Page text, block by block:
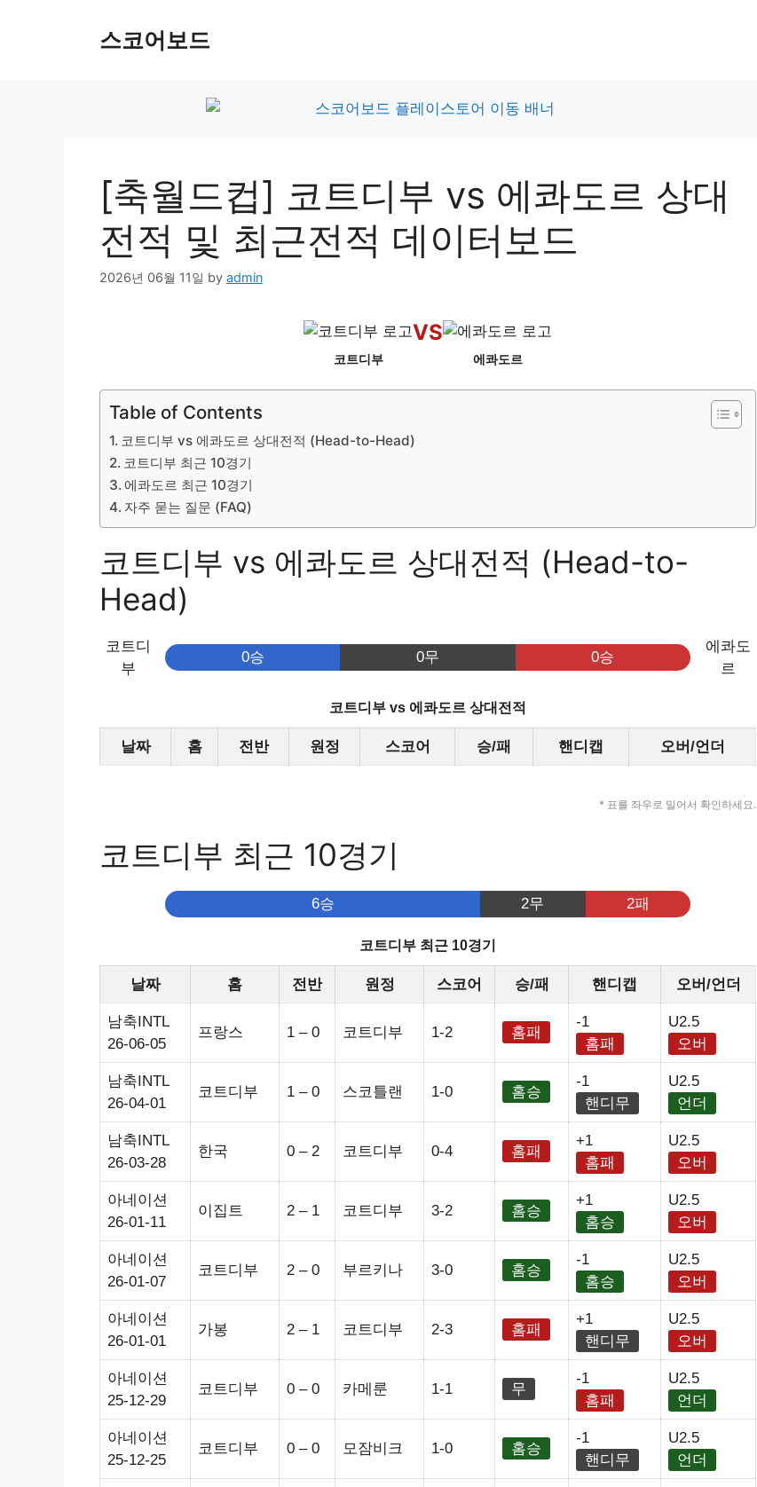
스코어보드
[축월드컵] 코트디부 vs 에콰도르 상대
전적 및 최근전적 데이터보드
2026년 06월 11일 by admin
코트디부
VS
에콰도르
Table of Contents
코트디부 vs 에콰도르 상대전적 (Head-to-Head)
코트디부 최근 10경기
에콰도르 최근 10경기
자주 묻는 질문 (FAQ)
코트디부 vs 에콰도르 상대전적 (Head-to-
Head)
코트디
부
0승 0무 0승
에콰도
르
코트디부 vs 에콰도르 상대전적
날짜 홈 전반 원정 스코어 승/패 핸디캡 오버/언더
* 표를 좌우로 밀어서 확인하세요.
코트디부 최근 10경기
6승 2무 2패
코트디부 최근 10경기
날짜 홈 전반 원정 스코어 승/패 핸디캡 오버/언더
남축INTL
26-06-05
프랑스 1 – 0 코트디부 1-2 홈패
-1
홈패
U2.5
오버
남축INTL
26-04-01
코트디부 1 – 0 스코틀랜 1-0 홈승
-1
핸디무
U2.5
언더
남축INTL
26-03-28
한국 0 – 2 코트디부 0-4 홈패
+1
홈패
U2.5
오버
아네이션
26-01-11
이집트 2 – 1 코트디부 3-2 홈승
+1
홈승
U2.5
오버
아네이션
26-01-07
코트디부 2 – 0 부르키나 3-0 홈승
-1
홈승
U2.5
오버
아네이션
26-01-01
가봉 2 – 1 코트디부 2-3 홈패
+1
핸디무
U2.5
오버
아네이션
25-12-29
코트디부 0 – 0 카메룬 1-1 무
-1
홈패
U2.5
언더
아네이션
25-12-25
코트디부 0 – 0 모잠비크 1-0 홈승
-1
핸디무
U2.5
언더